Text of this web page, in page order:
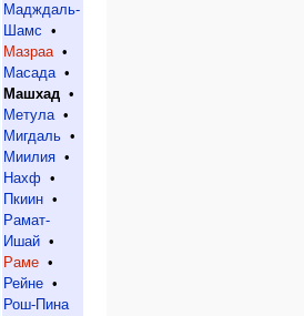
Мадждаль-
Шамс •
Мазраа •
Масада •
Машхад •
Метула •
Мигдаль •
Миилия •
Нахф •
Пкиин •
Рамат-
Ишай •
Раме •
Рейне •
Рош-Пина